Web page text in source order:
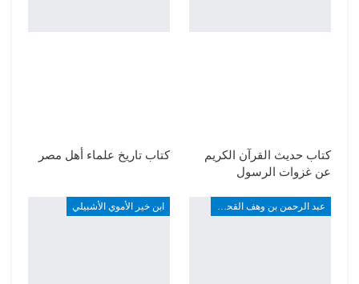
كتاب حديث القرآن الكريم
عن غزوات الرسول
كتاب تاريخ علماء أهل مصر
ابن خير الأموي الأشبيلي